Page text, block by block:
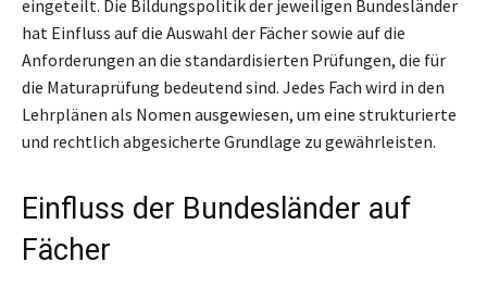
eingeteilt. Die Bildungspolitik der jeweiligen Bundesländer
hat Einfluss auf die Auswahl der Fächer sowie auf die
Anforderungen an die standardisierten Prüfungen, die für
die Maturaprüfung bedeutend sind. Jedes Fach wird in den
Lehrplänen als Nomen ausgewiesen, um eine strukturierte
und rechtlich abgesicherte Grundlage zu gewährleisten.
Einfluss der Bundesländer auf
Fächer